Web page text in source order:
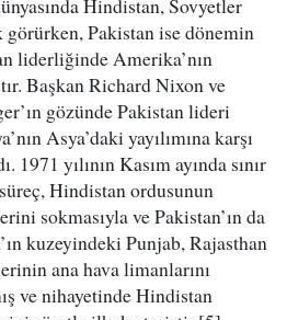
Pakistan ise dönemin
liderliğinde Amerika’nın
Başkan Richard Nixon ve
gözünde Pakistan lideri
Asya’daki yayılımına karşı
1971 yılının Kasım ayında sınır
Hindistan ordusunun
sokmasıyla ve Pakistan’ın da
kuzeyindeki Punjab, Rajasthan
ana hava limanlarını
ve nihayetinde Hindistan